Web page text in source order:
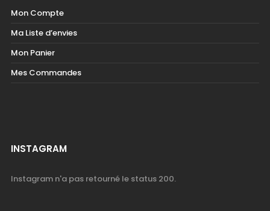
Mon Compte
Ma Liste d’envies
Mon Panier
Mes Commandes
INSTAGRAM
Instagram n'a pas retourné le status 200.